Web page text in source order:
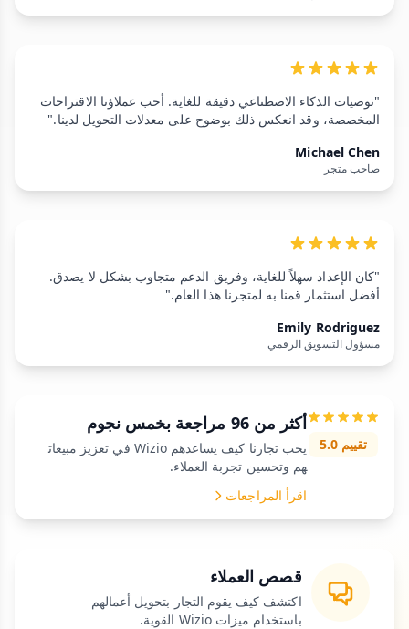
"توصيات الذكاء الاصطناعي دقيقة للغاية. أحب عملاؤنا الاقتراحات
المخصصة، وقد انعكس ذلك بوضوح على معدلات التحويل لدينا."
Michael Chen
صاحب متجر
"كان الإعداد سهلاً للغاية، وفريق الدعم متجاوب بشكل لا يصدق.
أفضل استثمار قمنا به لمتجرنا هذا العام."
Emily Rodriguez
مسؤول التسويق الرقمي
تقييم 5.0
أكثر من 96 مراجعة بخمس نجوم
يحب تجارنا كيف يساعدهم Wizio في تعزيز مبيعات
هم وتحسين تجربة العملاء.
اقرأ المراجعات
قصص العملاء
اكتشف كيف يقوم التجار بتحويل أعمالهم
باستخدام ميزات Wizio القوية.